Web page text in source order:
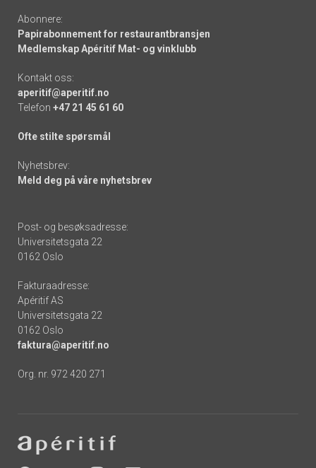
Abonnere:
Papirabonnement for restaurantbransjen
Medlemskap Apéritif Mat- og vinklubb
Kontakt oss:
aperitif@aperitif.no
Telefon +47 21 45 61 60
Ofte stilte spørsmål
Nyhetsbrev:
Meld deg på våre nyhetsbrev
Post- og besøksadresse:
Universitetsgata 22
0162 Oslo
Fakturaadresse:
Apéritif AS
Universitetsgata 22
0162 Oslo
faktura@aperitif.no
Org. nr. 972 420 271
-